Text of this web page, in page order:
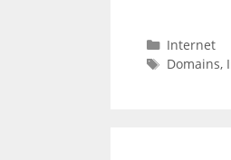
Kategorien
Internet
Domains,